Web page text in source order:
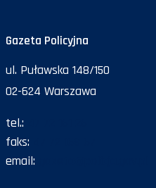
Gazeta Policyjna
ul. Puławska 148/150
02-624 Warszawa
tel.:
faks:
email: